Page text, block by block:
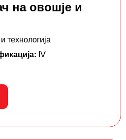
на овошје и
технологија
IV